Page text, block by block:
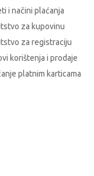
i načini plaćanja
za kupovinu
za registraciju
korištenja i prodaje
platnim karticama